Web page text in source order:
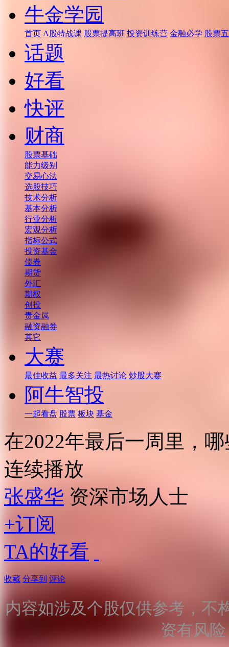
牛金学园
首页 A股特战课 股票提高班 投资训练营 金融必学 股票
话题
好看
快评
财商
股票基础
能力级别
交易心法
选股技巧
技术分析
基本分析
行业分析
宏观分析
指标公式
投资基金
债券
期货
外汇
期权
创投
贵金属
融资融券
其它
大赛
最佳收益 最多关注 最热讨论 炒股大赛
阿牛智投
一起看盘 股票 板块 基金
在2022年最后一周里，
连续播放
张盛华 资深市场人士
+订阅
TA的好看
收藏 分享到 评论
内容如涉及个股仅供参考，不
资有风